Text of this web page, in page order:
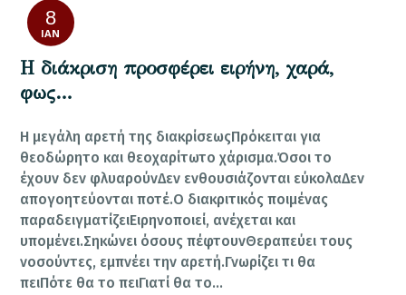
8
ΙΑΝ
Η διάκριση προσφέρει ειρήνη, χαρά,
φως…
Η μεγάλη αρετή της διακρίσεωςΠρόκειται για
θεοδώρητο και θεοχαρίτωτο χάρισμα.Όσοι το
έχουν δεν φλυαρούνΔεν ενθουσιάζονται εύκολαΔεν
απογοητεύονται ποτέ.Ο διακριτικός ποιμένας
παραδειγματίζειΕιρηνοποιεί, ανέχεται και
υπομένει.Σηκώνει όσους πέφτουνΘεραπεύει τους
νοσούντες, εμπνέει την αρετή.Γνωρίζει τι θα
πειΠότε θα το πειΓιατί θα το…